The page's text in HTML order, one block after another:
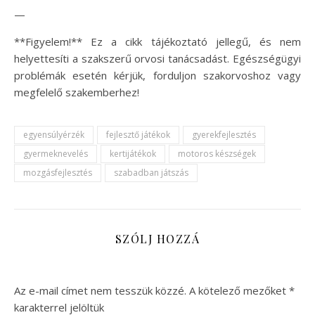
—
**Figyelem!** Ez a cikk tájékoztató jellegű, és nem
helyettesíti a szakszerű orvosi tanácsadást. Egészségügyi
problémák esetén kérjük, forduljon szakorvoshoz vagy
megfelelő szakemberhez!
egyensúlyérzék fejlesztő játékok
gyerekfejlesztés
gyermeknevelés
kertijátékok
motoros készségek
mozgásfejlesztés
szabadban játszás
SZÓLJ HOZZÁ
Az e-mail címet nem tesszük közzé. A kötelező mezőket *
karakterrel jelöltük